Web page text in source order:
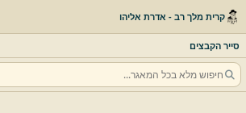
קרית מלך רב - אדרת אליהו
סייר הקבצים